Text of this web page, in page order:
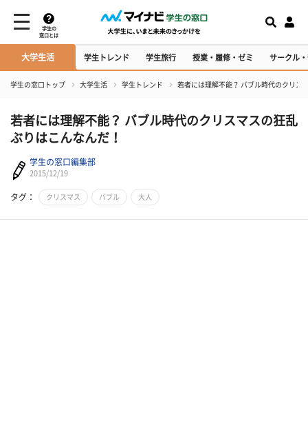
学生の
窓口とは
大学生活 学生トレンド 学生旅行 授業・履修・ゼミ サークル
学生の窓口トップ 大学生活 学生トレンド 若者には理解不能？ バブル時代のクリス
若者には理解不能？ バブル時代のクリスマスの狂乱
ぶりはこんなんだ！
学生の窓口編集部
2015/12/19
タグ： クリスマス バブル 大人